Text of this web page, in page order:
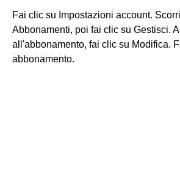
Fai clic su Impostazioni account.
Abbonamenti, poi fai clic su Gestisci.
all'abbonamento, fai clic su Modifica.
abbonamento.